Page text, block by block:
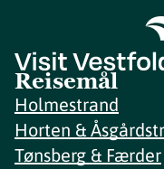
Reisemål
Holmestrand
Horten &
Tønsberg & Færder